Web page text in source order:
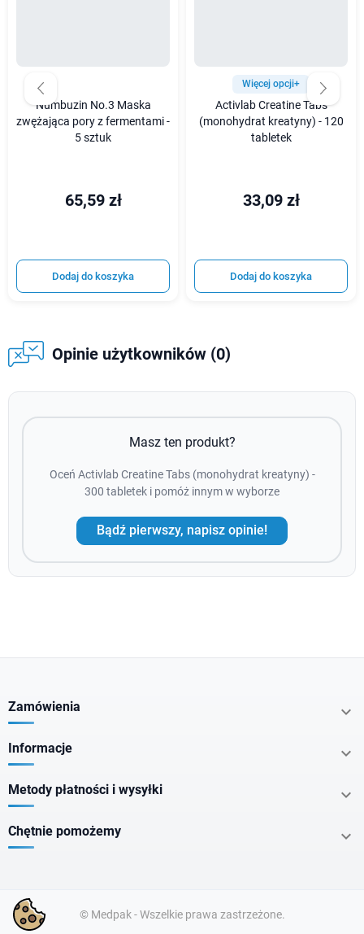
Numbuzin No.3 Maska
zwężająca pory z fermentami -
5 sztuk
65,59 zł
Dodaj do koszyka
Więcej opcji+
Activlab Creatine Tabs
(monohydrat kreatyny) - 120
tabletek
33,09 zł
Dodaj do koszyka
Opinie użytkowników (0)
Masz ten produkt?
Oceń Activlab Creatine Tabs (monohydrat kreatyny) -
300 tabletek i pomóż innym w wyborze
Bądź pierwszy, napisz opinie!
Zamówienia 
Informacje 
Metody płatności i wysyłki 
Chętnie pomożemy 
© Medpak - Wszelkie prawa zastrzeżone.